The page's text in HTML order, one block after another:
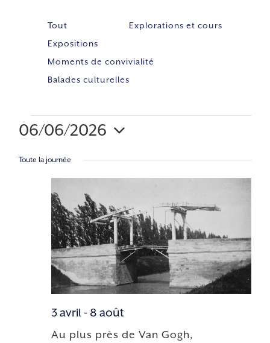
Tout
Explorations et cours
Expositions
Moments de convivialité
Balades culturelles
PAR
06/06/2026
Sélectionnez
date.
Toute la journée
Au plus près de Van Gogh,
3 avril - 8 août